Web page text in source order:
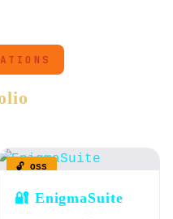
🔓 OSS
🔐 EnigmaSuite